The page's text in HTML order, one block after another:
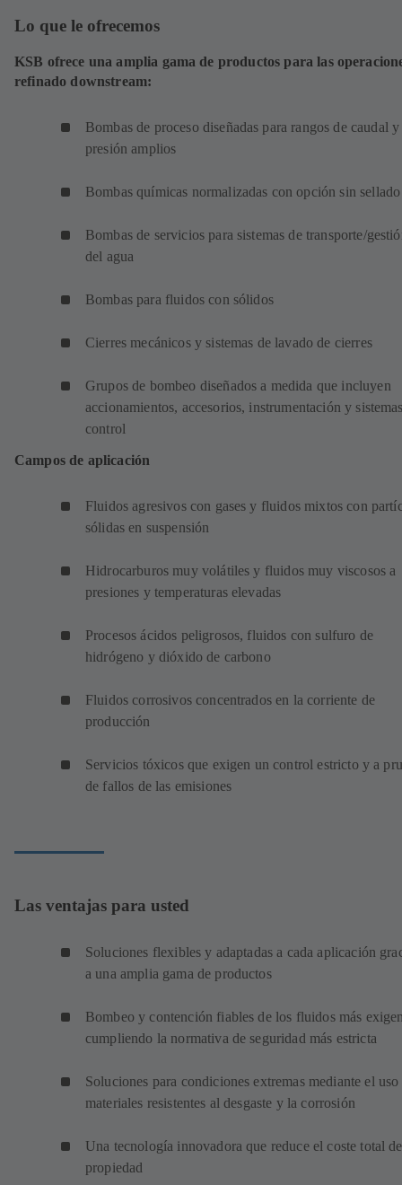
Lo que le ofrecemos
KSB ofrece una amplia gama de productos para las
refinado downstream:
Bombas de proceso diseñadas para rangos de caudal y
presión amplios
Bombas químicas normalizadas con opción sin sellado
Bombas de servicios para sistemas de transporte/
del agua
Bombas para fluidos con sólidos
Cierres mecánicos y sistemas de lavado de cierres
Grupos de bombeo diseñados a medida que incluyen
accionamientos, accesorios, instrumentación y
control
Campos de aplicación
Fluidos agresivos con gases y fluidos mixtos con
sólidas en suspensión
Hidrocarburos muy volátiles y fluidos muy viscosos a
presiones y temperaturas elevadas
Procesos ácidos peligrosos, fluidos con sulfuro de
hidrógeno y dióxido de carbono
Fluidos corrosivos concentrados en la corriente de
producción
Servicios tóxicos que exigen un control estricto y a
de fallos de las emisiones
Las ventajas para usted
Soluciones flexibles y adaptadas a cada aplicación
a una amplia gama de productos
Bombeo y contención fiables de los fluidos más
cumpliendo la normativa de seguridad más estricta
Soluciones para condiciones extremas mediante el uso
materiales resistentes al desgaste y la corrosión
Una tecnología innovadora que reduce el coste total de
propiedad